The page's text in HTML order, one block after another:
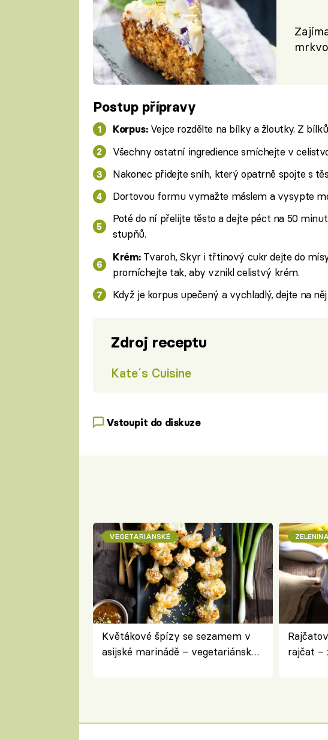
Postup přípravy
Korpus:Vejce rozdělte na bílky a žloutky. Z
Všechny ostatní ingredience smíchejte v
Nakonec přidejte sníh, který opatrně spojte s
Dortovou formu vymažte máslem a vysypte
Poté do ní přelijte těsto a dejte péct na 50
stupňů.
Krém:Tvaroh, Skyr i třtinový cukr dejte do
promíchejte tak, aby vznikl celistvý krém.
Když je korpus upečený a vychladlý, dejte na
Zdroj receptu
Kate´s Cuisine
Vstoupit do diskuze
VEGETARIÁNSKÉ
Květákové špízy se sezamem v
asijské marinádě – vegetariánská
ZELENINA
rajčat –